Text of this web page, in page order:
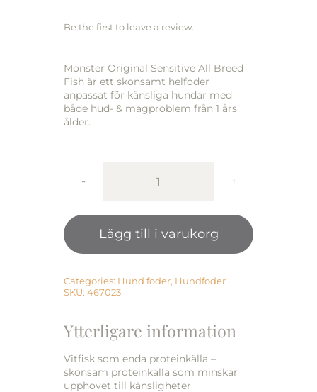
Be the first to leave a review.
Monster Original Sensitive All Breed
Fish är ett skonsamt helfoder
anpassat för känsliga hundar med
både hud- & magproblem från 1 års
ålder.
Monster
Orig.
Sensitive
2
Lägg till i varukorg
Categories: Hund foder, Hundfoder
SKU: 467023
Ytterligare information
Vitfisk som enda proteinkälla –
skonsam proteinkälla som minskar
upphovet till känsligheter